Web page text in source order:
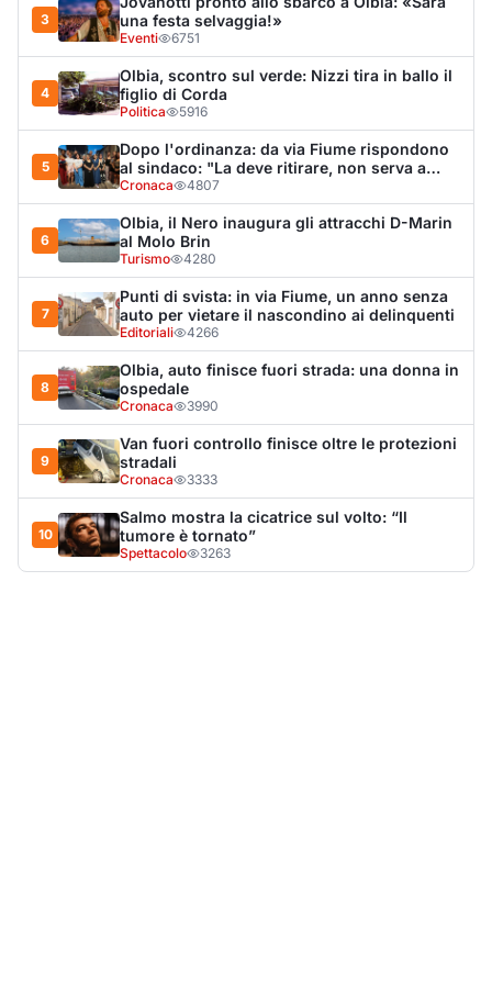
Editoriali 4266
8
Olbia, auto finisce fuori strada: una donna in
ospedale
Cronaca 3990
9
Van fuori controllo finisce oltre le protezioni
stradali
Cronaca 3333
10
Salmo mostra la cicatrice sul volto: “Il
tumore è tornato”
Spettacolo 3263